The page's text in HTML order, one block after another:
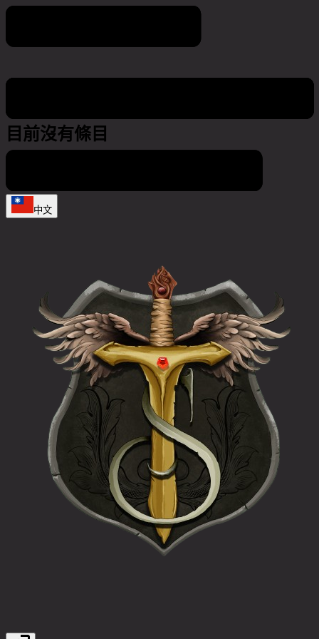
中文
Game world calendar
目前沒有條目